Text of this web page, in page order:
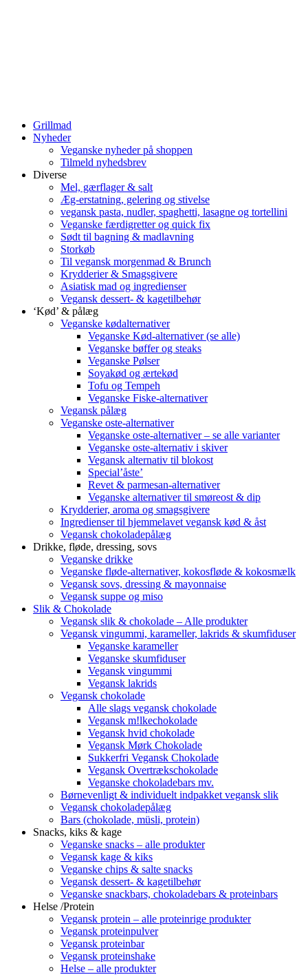
Grillmad
Nyheder
Veganske nyheder på shoppen
Tilmeld nyhedsbrev
Diverse
Mel, gærflager & salt
Æg-erstatning, gelering og stivelse
vegansk pasta, nudler, spaghetti, lasagne og tortellini
Veganske færdigretter og quick fix
Sødt til bagning & madlavning
Storkøb
Til vegansk morgenmad & Brunch
Krydderier & Smagsgivere
Asiatisk mad og ingredienser
Vegansk dessert- & kagetilbehør
‘Kød’ & pålæg
Veganske kødalternativer
Veganske Kød-alternativer (se alle)
Veganske bøffer og steaks
Veganske Pølser
Soyakød og ærtekød
Tofu og Tempeh
Veganske Fiske-alternativer
Vegansk pålæg
Veganske oste-alternativer
Veganske oste-alternativer – se alle varianter
Veganske oste-alternativ i skiver
Vegansk alternativ til blokost
Special’åste’
Revet & parmesan-alternativer
Veganske alternativer til smøreost & dip
Krydderier, aroma og smagsgivere
Ingredienser til hjemmelavet vegansk kød & åst
Vegansk chokoladepålæg
Drikke, fløde, dressing, sovs
Veganske drikke
Veganske fløde-alternativer, kokosfløde & kokosmælk
Vegansk sovs, dressing & mayonnaise
Vegansk suppe og miso
Slik & Chokolade
Vegansk slik & chokolade – Alle produkter
Vegansk vingummi, karameller, lakrids & skumfiduser
Veganske karameller
Veganske skumfiduser
Vegansk vingummi
Vegansk lakrids
Vegansk chokolade
Alle slags vegansk chokolade
Vegansk m!lkechokolade
Vegansk hvid chokolade
Vegansk Mørk Chokolade
Sukkerfri Vegansk Chokolade
Vegansk Overtrækschokolade
Veganske chokoladebars mv.
Børnevenligt & individuelt indpakket vegansk slik
Vegansk chokoladepålæg
Bars (chokolade, müsli, protein)
Snacks, kiks & kage
Veganske snacks – alle produkter
Vegansk kage & kiks
Veganske chips & salte snacks
Vegansk dessert- & kagetilbehør
Veganske snackbars, chokoladebars & proteinbars
Helse /Protein
Vegansk protein – alle proteinrige produkter
Vegansk proteinpulver
Vegansk proteinbar
Vegansk proteinshake
Helse – alle produkter